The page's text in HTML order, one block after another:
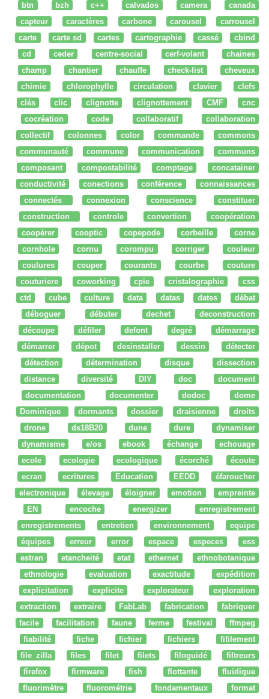
btn
bzh c++ calvados camera
canada
capteur
caractères carbone carousel
carrousel
carte
carte sd cartes cartographie cassé
cbind
cd
ceder centre-social cerf-volant
chaines
champ
chantier chauffe check-list
cheveux
chimie
chlorophylle circulation clavier
clefs
clés
clic clignotte clignottement CMF
cnc
cocréation
code collaboratif
collaboration
collectif
colonnes color commande
commons
communauté
commune communication
communs
composant
compostabilité comptage
concatainer
conductivité
conections conférence
connaissances
connectés
connexion conscience
constituer
construction
controle convertion
coopération
coopérer
cooptic copepode corbeille
corne
cornhole
cornu corompu corriger
couleur
coulures
couper courants courbe
couture
couturiere
coworking cpie cristalographie
css
ctd
cube culture data datas dates
débat
déboguer
débuter dechet
deconstruction
découpe
défiler defont degré
démarrage
démarrer
dépot desinstaller dessin
détecter
détection
détermination disque
dissection
distance
diversité DIY doc
document
documentation
documenter dodoc
dome
Dominique
dormants dossier draisienne
droits
drone
ds18B20 dune dure
dynamiser
dynamisme
e/os ebook échange
echouage
ecole
ecologie ecologique écorché
écoute
ecran
ecritures Education EEDD
éfaroucher
electronique
élevage éloigner emotion
empreinte
EN
encoche energizer
enregistrement
enregistrements
entretien environnement
equipe
équipes
erreur error espace especes
ess
estran
etancheité etat ethernet
ethnobotanique
ethnologie
evaluation exactitude
expédition
explicitation
explicite explorateur
exploration
extraction
extraire FabLab fabrication
fabriquer
facile
facilitation faune ferme festival
ffmpeg
fiabilité
fiche fichier fichiers
fifilement
file zilla
files filet filets filoguidé
filtreurs
firefox
firmware fish flottante
fluidique
fluorimètre
fluorométrie fondamentaux format